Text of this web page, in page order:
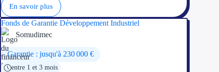
En savoir plus
Fonds de Garantie Développement Industriel
Somudimec
Garantie : jusqu'à 230 000 €
entre 1 et 3 mois